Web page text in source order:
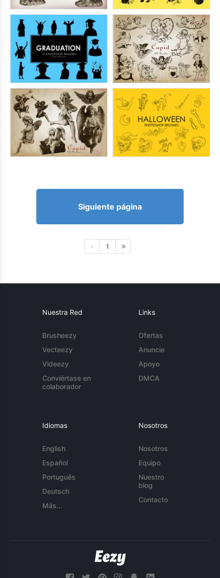
Siguiente página
1
Nuestra Red
Brusheezy
Vecteezy
Videezy
Conviértase en
colaborador
Links
Ofertas
Anuncie
Apoyo
DMCA
Idiomas
English
Español
Português
Deutsch
Más...
Nosotros
Nosotros
Equipo
Nuestro
blog
Contacto